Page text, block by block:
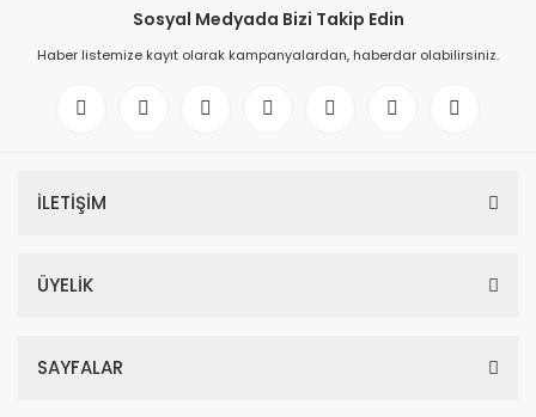
Sosyal Medyada Bizi Takip Edin
Haber listemize kayıt olarak kampanyalardan, haberdar olabilirsiniz.
İLETİŞİM
ÜYELİK
SAYFALAR